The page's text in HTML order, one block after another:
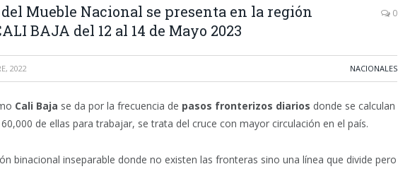
Mueble Nacional se presenta en la región
BAJA del 12 al 14 de Mayo 2023
0
2022 NACIONALES
Cali Baja se da por la frecuencia de pasos fronterizos diarios donde se calculan
60,000 de ellas para trabajar, se trata del cruce con mayor circulación en el país.
binacional inseparable donde no existen las fronteras sino una línea que divide pero